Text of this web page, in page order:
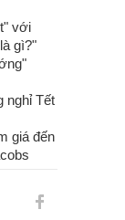
với
gì?"
nghỉ Tết
giá đến